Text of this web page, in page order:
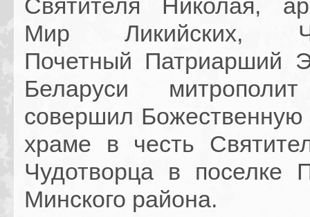
Святителя Николая,
Мир Ликийских,
Почетный Патриарший
Беларуси
совершил Божественную
храме в честь
Чудотворца в поселке
Минского района.